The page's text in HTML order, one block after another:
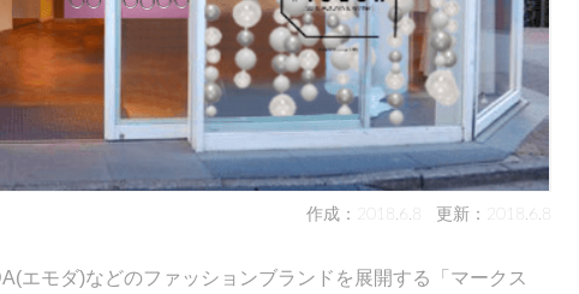
作成：2018.6.8 更新：2018.6.8
エモダ)などのファッションブランドを展開する「マークス